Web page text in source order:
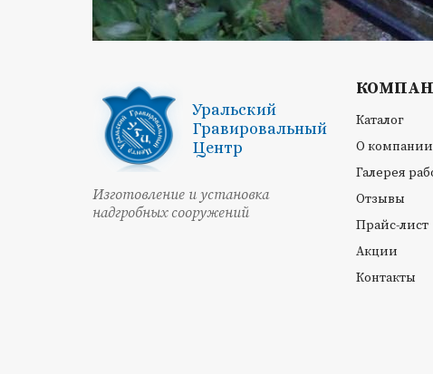
Уральский
Гравировальный
Центр
Изготовление и установка
надгробных сооружений
Каталог
О компании
Галерея
Отзывы
Прайс-лист
Акции
Контакты